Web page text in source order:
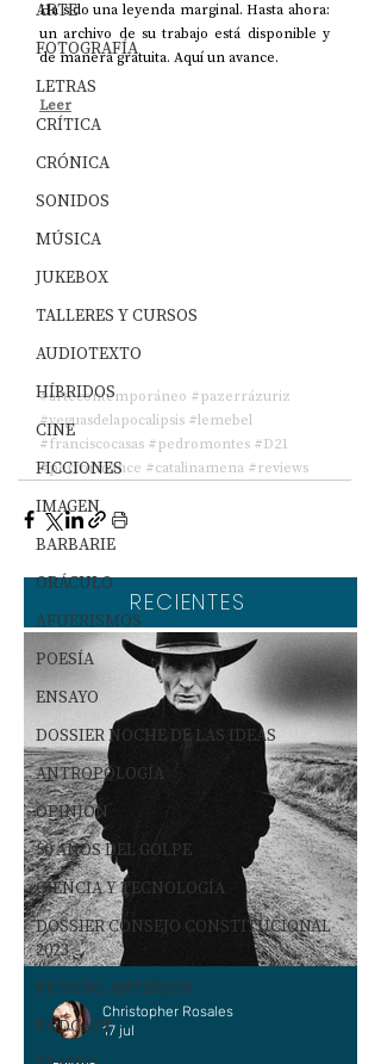
ARTE
FOTOGRAFÍA
LETRAS
CRÍTICA
CRÓNICA
SONIDOS
MÚSICA
JUKEBOX
TALLERES Y CURSOS
AUDIOTEXTO
HÍBRIDOS
CINE
FICCIONES
IMAGEN
BARBARIE
ORÁCULO
AFUERISMOS
POESÍA
ENSAYO
DOSSIER NOCHE DE LAS IDEAS
ANTROPOLOGÍA
OPINIÓN
50 AÑOS DEL GOLPE
CIENCIA Y TECNOLOGÍA
DOSSIER CONSEJO CONSTITUCIONAL
2023
FUTURO ANTERIOR
PODCAST
Ha sido una leyenda marginal. Hasta ahora:
un archivo de su trabajo está disponible y
de manera gratuita. Aquí un avance.
Leer
#artecontemporáneo #pazerrázuriz
#yeguasdelapocalipsis #lemebel
#franciscocasas #pedromontes #D21
#performance #catalinamena #reviews
RECIENTES
Christopher Rosales
17 jul